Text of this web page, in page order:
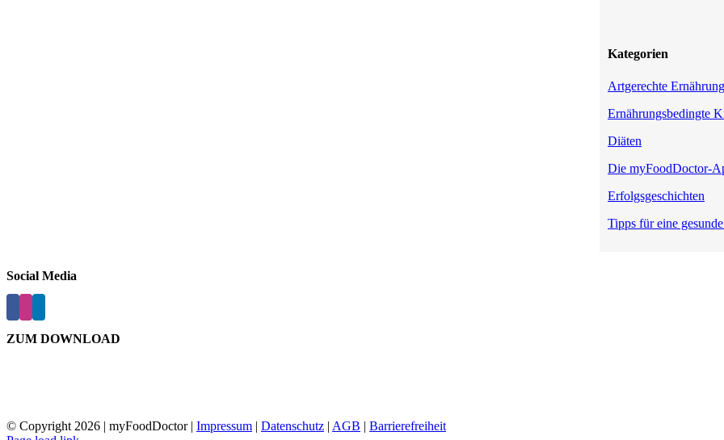
Kategorien
Artgerechte Ernährung
Ernährungsbedingte
Diäten
Die myFoodDoctor-
Erfolgsgeschichten
Tipps für eine
Social Media
ZUM DOWNLOAD
© Copyright 2026 | myFoodDoctor | Impressum | Datenschutz | AGB | Barrierefreiheit